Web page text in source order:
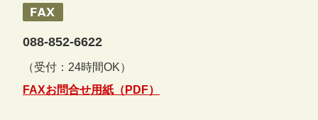
088-852-6622
（受付：24時間OK）
FAXお問合せ用紙（PDF）